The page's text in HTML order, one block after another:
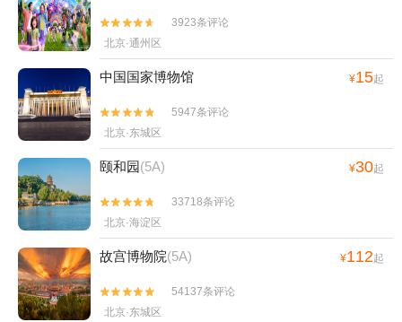


3923条评论
北京·通州区
中国国家博物馆 ¥15起


5947条评论
北京·东城区
颐和园(5A) ¥30起


33718条评论
北京·海淀区
故宫博物院(5A) ¥112起


54137条评论
北京·东城区